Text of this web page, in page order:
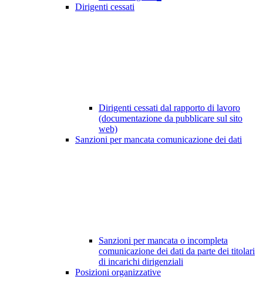
Dirigenti cessati
Dirigenti cessati dal rapporto di lavoro
(documentazione da pubblicare sul sito
web)
Sanzioni per mancata comunicazione dei dati
Sanzioni per mancata o incompleta
comunicazione dei dati da parte dei titolari
di incarichi dirigenziali
Posizioni organizzative